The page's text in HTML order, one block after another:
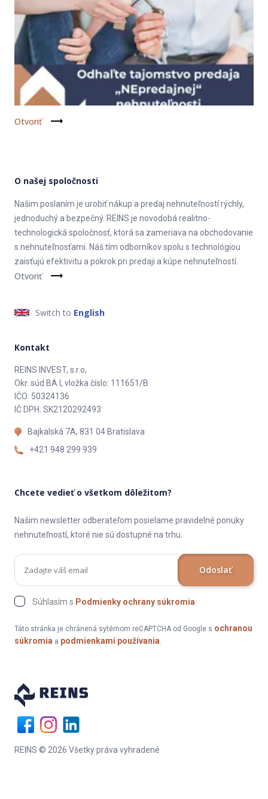
Otvoriť
O našej spoločnosti
Našim poslaním je urobiť nákup a predaj nehnuteľností rýchly,
jednoduchý a bezpečný. REINS je novodobá realitno-
technologická spoločnosť, ktorá sa zameriava na obchodovanie
s nehnuteľnosťami. Náš tím odborníkov spolu s technológiou
zaisťujú efektivitu a pokrok pri predaji a kúpe nehnuteľností.
Otvoriť
Switch to English
Kontakt
REINS INVEST, s.r.o,
Okr. súd BA I, vložka číslo: 111651/B
IČO: 50324136
IČ DPH: SK2120292493
Bajkalská 7A, 831 04 Bratislava
+421 948 299 939
Chcete vedieť o všetkom dôležitom?
Našim newsletter odberateľom posielame pravidelné ponuky
nehnuteľností, ktoré nie sú dostupné na trhu.
Odoslať
Súhlasím s Podmienky ochrany súkromia
Táto stránka je chránená sytémom reCAPTCHA od Google s ochranou
súkromia a podmienkami používania.
REINS © 2026 Všetky práva vyhradené